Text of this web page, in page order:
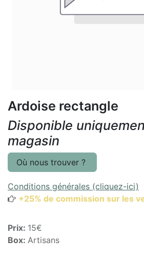
Ardoise rectangle
Disponible
magasin
Où nous trouver ?
Conditions générales (cliquez-ici)
+25% de commission sur les
Prix: 15€
Box: Artisans